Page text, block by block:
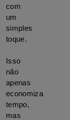
com
um
simples
Isso
não
apenas
economiza
tempo,
mas